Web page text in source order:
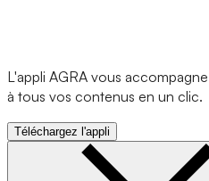
L'appli AGRA vous
à tous vos contenus en un clic.
Téléchargez l'appli